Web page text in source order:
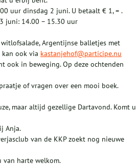
uur dinsdag 2 juni. U betaalt € 1, = .
juni: 14.00 – 15.30 uur
Argentijnse balletjes met
ook via kastanjehof@participe.nu
ook in beweging. Op deze ochtenden
of vragen over een mooi boek.
maar altijd gezellige Dartavond. Komt u
Anja.
van de KKP zoekt nog nieuwe
van harte welkom.